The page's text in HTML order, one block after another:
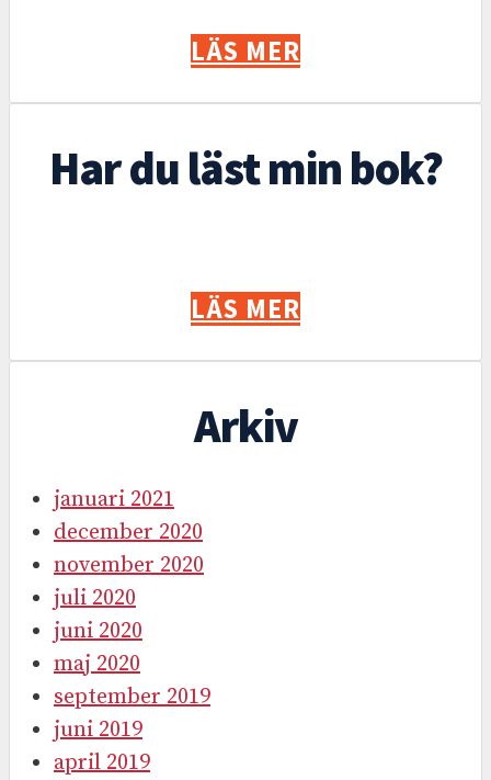
LÄS MER
Har du läst min bok?
LÄS MER
Arkiv
januari 2021
december 2020
november 2020
juli 2020
juni 2020
maj 2020
september 2019
juni 2019
april 2019